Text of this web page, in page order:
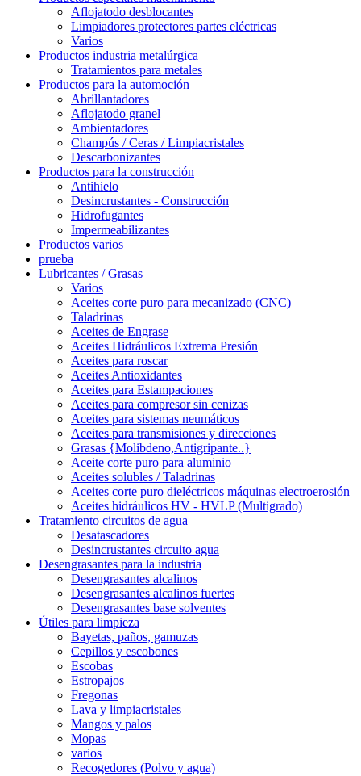
Aflojatodo desblocantes
Limpiadores protectores partes eléctricas
Varios
Productos industria metalúrgica
Tratamientos para metales
Productos para la automoción
Abrillantadores
Aflojatodo granel
Ambientadores
Champús / Ceras / Limpiacristales
Descarbonizantes
Productos para la construcción
Antihielo
Desincrustantes - Construcción
Hidrofugantes
Impermeabilizantes
Productos varios
prueba
Lubricantes / Grasas
Varios
Aceites corte puro para mecanizado (CNC)
Taladrinas
Aceites de Engrase
Aceites Hidráulicos Extrema Presión
Aceites para roscar
Aceites Antioxidantes
Aceites para Estampaciones
Aceites para compresor sin cenizas
Aceites para sistemas neumáticos
Aceites para transmisiones y direcciones
Grasas {Molibdeno,Antigripante..}
Aceite corte puro para aluminio
Aceites solubles / Taladrinas
Aceites corte puro dieléctricos máquinas electroerosión
Aceites hidráulicos HV - HVLP (Multigrado)
Tratamiento circuitos de agua
Desatascadores
Desincrustantes circuito agua
Desengrasantes para la industria
Desengrasantes alcalinos
Desengrasantes alcalinos fuertes
Desengrasantes base solventes
Útiles para limpieza
Bayetas, paños, gamuzas
Cepillos y escobones
Escobas
Estropajos
Fregonas
Lava y limpiacristales
Mangos y palos
Mopas
varios
Recogedores (Polvo y agua)